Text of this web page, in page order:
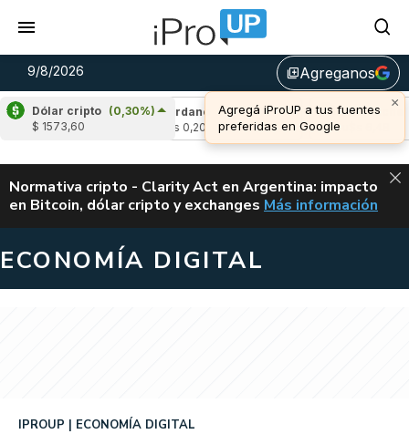
9/8/2026 library_addAgreganos
×
Agregá iProUP a tus fuentes
preferidas en Google
Dólar cripto (0,30%)
$ 1573,60
Cardano
(-1,81%)
Avalanche (-
u$s 6,48
ALERTA
Normativa cripto - Clarity Act en Argentina: impacto
en Bitcoin, dólar cripto y exchanges CLARITY ACT EN
Más información
ECONOMÍA DIGITAL
IPROUP ECONOMÍA DIGITAL